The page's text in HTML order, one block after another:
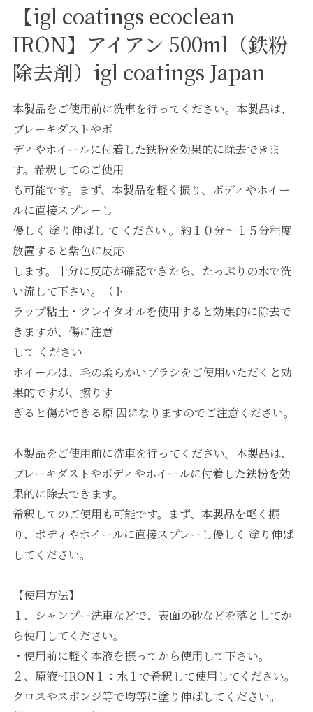
【igl coatings ecoclean
IRON】アイアン 500ml（鉄粉
除去剤）igl coatings Japan
本製品をご使用前に洗車を行ってください。本製品は、
ブレーキダストやボ
ディやホイールに付着した鉄粉を効果的に除去できま
す。希釈してのご使用
も可能です。まず、本製品を軽く振り、ボディやホイー
ルに直接スプレーし
優しく 塗り伸ばし て ください 。約１０分〜１５分程度
放置すると紫色に反応
します。十分に反応が確認できたら、たっぷりの水で洗
い流して下さい。（ト
ラップ粘土・クレイタオルを使用すると効果的に除去で
きますが、傷に注意
して ください
ホイールは、毛の柔らかいブラシをご使用いただくと効
果的ですが、擦りす
ぎると傷ができる原 因になりますのでご注意ください。
本製品をご使用前に洗車を行ってください。本製品は、
ブレーキダストやボディやホイールに付着した鉄粉を効
果的に除去できます。
希釈してのご使用も可能です。まず、本製品を軽く振
り、ボディやホイールに直接スプレーし優しく 塗り伸ば
してください。
【使用方法】
１、シャンプー洗車などで、表面の砂などを落としてか
ら使用してください。
・使用前に軽く本液を振ってから使用して下さい。
２、原液~IRON１：水１で希釈して使用してください。
クロスやスポンジ等で均等に塗り伸ばしてください。